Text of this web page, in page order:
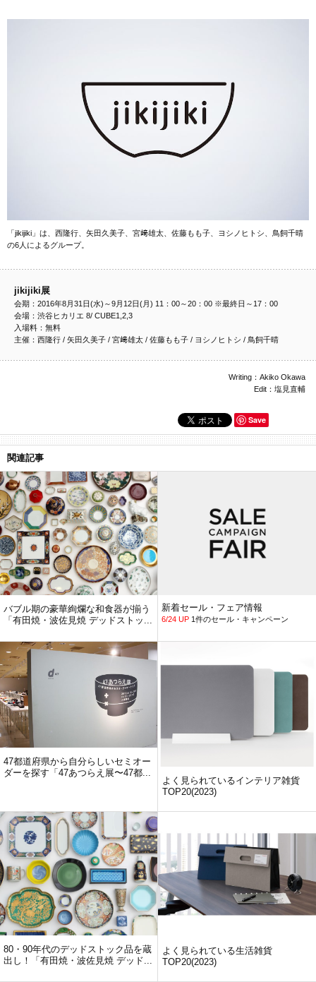
「jikijiki」は、西隆行、矢田久美子、宮﨑雄太、佐藤もも子、ヨシノヒトシ、鳥飼千晴
の6人によるグループ。
jikijiki展
会期：2016年8月31日(水)～9月12日(月) 11：00～20：00 ※最終日～17：00
会場：渋谷ヒカリエ 8/ CUBE1,2,3
入場料：無料
主催：西隆行 / 矢田久美子 / 宮﨑雄太 / 佐藤もも子 / ヨシノヒトシ / 鳥飼千晴
Writing：Akiko Okawa
Edit：塩見直輔
Save
関連記事
新着セール・フェア情報
6/24 UP 1件のセール・キャンペーン
バブル期の豪華絢爛な和食器が揃う
「有田焼・波佐見焼 デッドストッ...
47都道府県から自分らしいセミオー
ダーを探す「47あつらえ展〜47都...
80・90年代のデッドストック品を蔵
出し！「有田焼・波佐見焼 デッド...
よく見られているインテリア雑貨
TOP20(2023)
よく見られている生活雑貨
TOP20(2023)